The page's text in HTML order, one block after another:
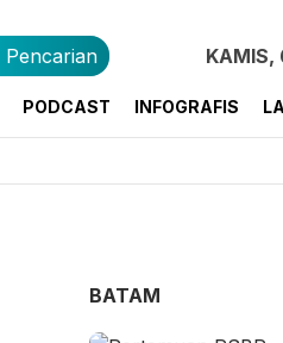
Pencarian KAMIS,
PODCAST INFOGRAFIS
BATAM